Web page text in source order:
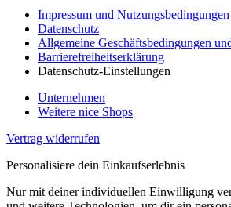
Impressum und Nutzungsbedingungen
Datenschutz
Allgemeine Geschäftsbedingungen
Barrierefreiheitserklärung
Datenschutz-Einstellungen
Unternehmen
Weitere nice Shops
Vertrag widerrufen
Personalisiere dein Einkaufserlebnis
Nur mit deiner individuellen Einwilligung